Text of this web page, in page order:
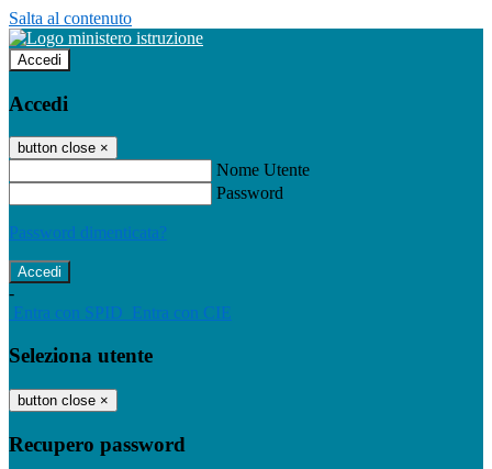
Salta al contenuto
Accedi
Accedi
button close ×
Nome Utente
Password
Password dimenticata?
-
Entra con SPID Entra con CIE
Seleziona utente
button close ×
Recupero password